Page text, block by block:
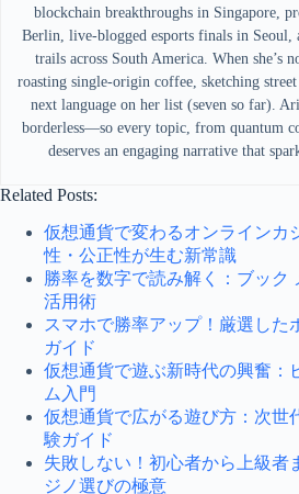
blockchain breakthroughs in Singapore,
Berlin, live-blogged esports finals in Seoul,
trails across South America. When she’s
roasting single-origin coffee, sketching
next language on her list (seven so far).
borderless—so every topic, from quantum
deserves an engaging narrative that
Related Posts:
仮想通貨で変わるオンラインカ
性・公正性が生む新常識
勝率を数字で読み解く：ブック
活用術
スマホで勝率アップ！厳選した
ガイド
仮想通貨で遊ぶ新時代の興奮：
ム入門
仮想通貨で広がる遊び方：次世
験ガイド
失敗しない！初心者から上級者
ジノ選びの極意